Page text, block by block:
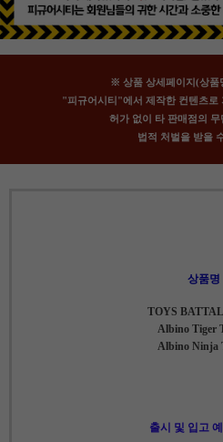
※ 상품 상세페이지(상품
"피규어시티"에서 제작한 컨텐츠로
허가 없이 타 판매점의 무
법적 처벌을 받을
상품명
TOYS
Albino Tiger
Albino Ninja
출시 및 입고